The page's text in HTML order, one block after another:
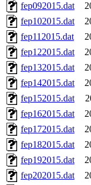
fep092015.dat
fep102015.dat
fep112015.dat
fep122015.dat
fep132015.dat
fep142015.dat
fep152015.dat
fep162015.dat
fep172015.dat
fep182015.dat
fep192015.dat
fep202015.dat